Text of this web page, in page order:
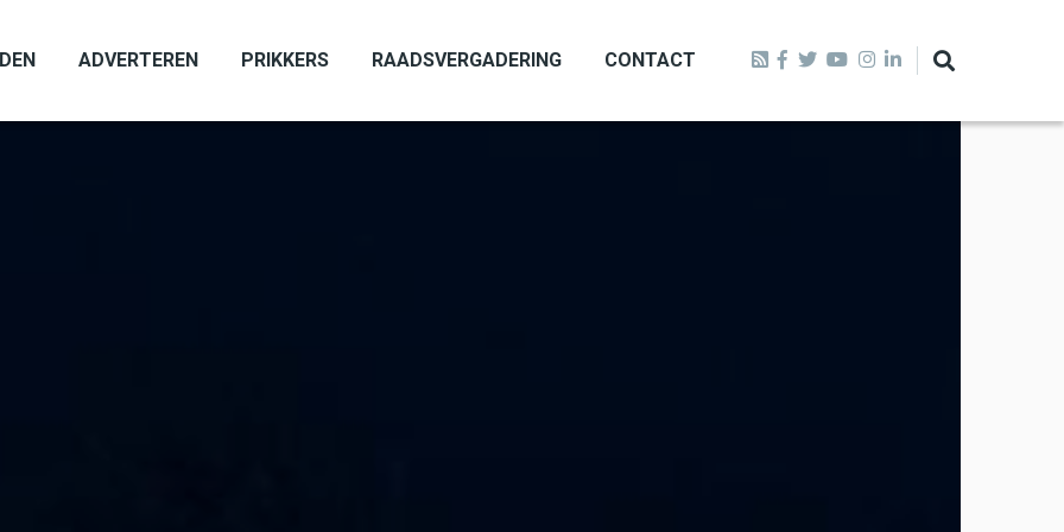
ADVERTEREN PRIKKERS RAADSVERGADERING CONTACT